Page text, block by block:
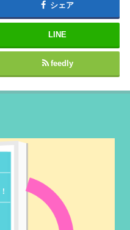
シェア
LINE
feedly